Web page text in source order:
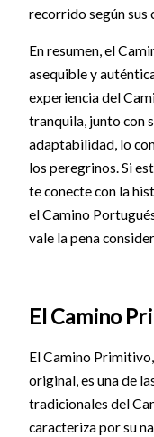
recorrido según sus
En resumen, el
asequible y
experiencia del
tranquila, junto con
adaptabilidad, lo
los peregrinos. Si
te conecte con la
el Camino
vale la pena
El Camino
El Camino
original, es una de
tradicionales del
caracteriza por su